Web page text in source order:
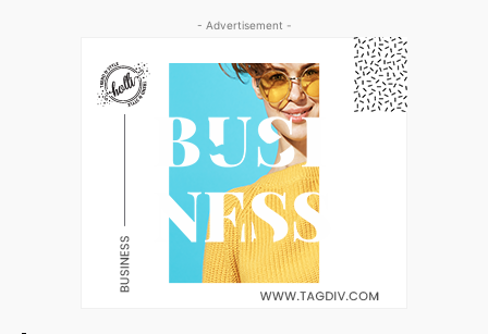
- Advertisement -